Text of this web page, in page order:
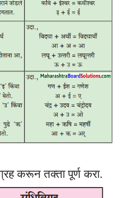
करून तक्ता पूर्ण करा.